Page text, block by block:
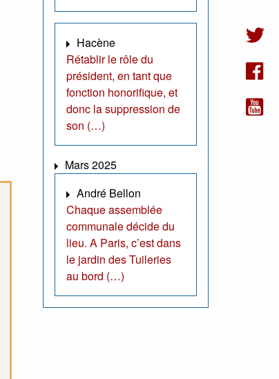
Hacène
Rétablir le rôle du
président, en tant que
fonction honorifique, et
donc la suppression de
son (…)
Mars 2025
André Bellon
Chaque assemblée
communale décide du
lieu. A Paris, c’est dans
le jardin des Tuileries
au bord (…)